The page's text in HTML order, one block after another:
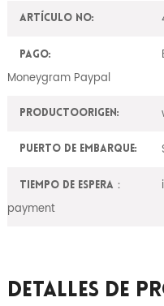
Artículo No:
Pago:
Moneygram Paypal
ProductoOrigen:
Puerto de embarque:
Tiempo de espera：
payment
Detalles De